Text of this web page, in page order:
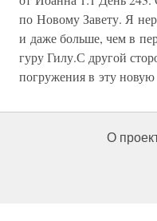
по Новому Завету. Я
и даже больше, чем в
гуру Гилу.С другой
погружения в эту новую
О